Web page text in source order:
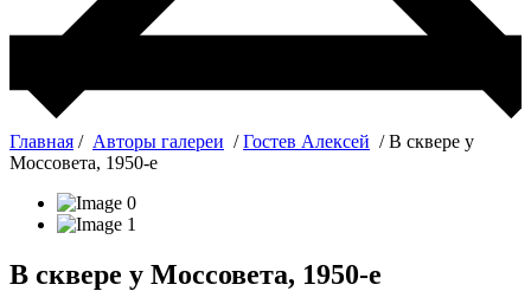
Главная / Авторы галереи /Гостев Алексей / В сквере у
Моссовета, 1950-е
В сквере у Моссовета, 1950-е